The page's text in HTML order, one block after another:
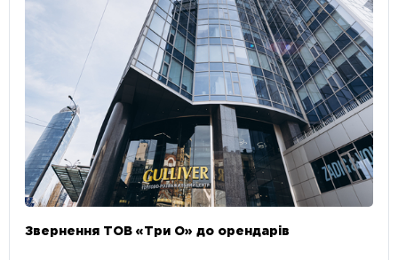
Звернення ТОВ «Три О» до орендарів